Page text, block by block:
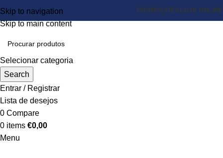
Skip to navigation
Skip to main content
PROMOÇÕES LOJA ONLINE
Selecionar categoria
Search
Entrar / Registrar
Lista de desejos
0 Compare
0 items €0,00
Menu